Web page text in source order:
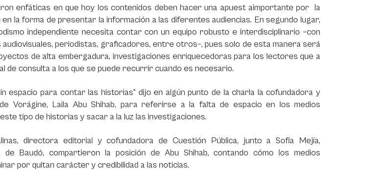
enfáticas en que hoy los contenidos deben hacer una apuest aimportante por la
la forma de presentar la información a las diferentes audiencias. En segundo lugar,
independiente necesita contar con un equipo robusto e interdisciplinario –con
periodistas, graficadores, entre otros–, pues solo de esta manera será
de alta embergadura, investigaciones enriquecedoras para los lectores que a
de consulta a los que se puede recurrir cuando es necesario.
espacio para contar las historias” dijo en algún punto de la charla la cofundadora y
Vorágine, Laila Abu Shihab, para referirse a la falta de espacio en los medios
tipo de historias y sacar a la luz las investigaciones.
directora editorial y cofundadora de Cuestión Pública, junto a Sofía Mejía,
Baudó, compartieron la posición de Abu Shihab, contando cómo los medios
por quitan carácter y credibilidad a las noticias.